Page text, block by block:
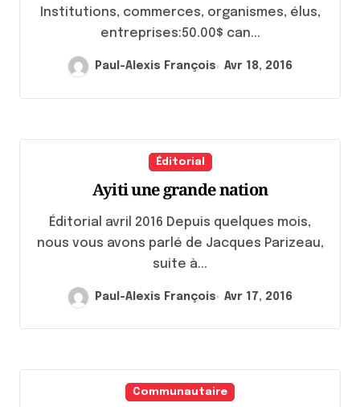
Institutions, commerces, organismes, élus,
entreprises:50.00$ can...
Paul-Alexis François Avr 18, 2016
Éditorial
Ayiti une grande nation
Éditorial avril 2016 Depuis quelques mois,
nous vous avons parlé de Jacques Parizeau,
suite à...
Paul-Alexis François Avr 17, 2016
Communautaire